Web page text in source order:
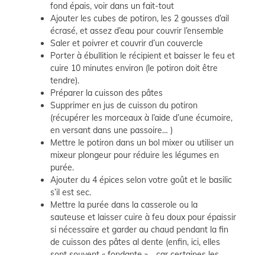
fond épais, voir dans un fait-tout
Ajouter les cubes de potiron, les 2 gousses d’ail
écrasé, et assez d’eau pour couvrir l’ensemble
Saler et poivrer et couvrir d’un couvercle
Porter à ébullition le récipient et baisser le feu et
cuire 10 minutes environ (le potiron doit être
tendre).
Préparer la cuisson des pâtes
Supprimer en jus de cuisson du potiron
(récupérer les morceaux à l’aide d’une écumoire,
en versant dans une passoire… )
Mettre le potiron dans un bol mixer ou utiliser un
mixeur plongeur pour réduire les légumes en
purée.
Ajouter du 4 épices selon votre goût et le basilic
s’il est sec.
Mettre la purée dans la casserole ou la
sauteuse et laisser cuire à feu doux pour épaissir
si nécessaire et garder au chaud pendant la fin
de cuisson des pâtes al dente (enfin, ici, elles